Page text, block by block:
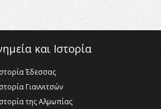
και Ιστορία
Έδεσσας
Γιαννιτσών
της Αλμωπίας